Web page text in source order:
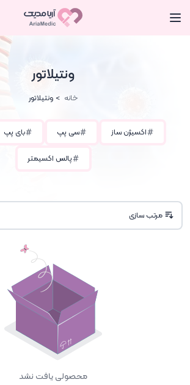
ونتیلاتور
خانه ونتیلاتور
اکسیژن ساز سی پپ بای پپ
پالس اکسیمتر
مرتب سازی
محصولی یافت نشد